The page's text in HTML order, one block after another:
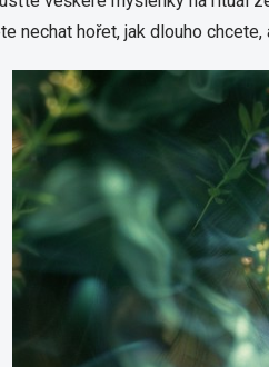
nechat hořet, jak dlouho